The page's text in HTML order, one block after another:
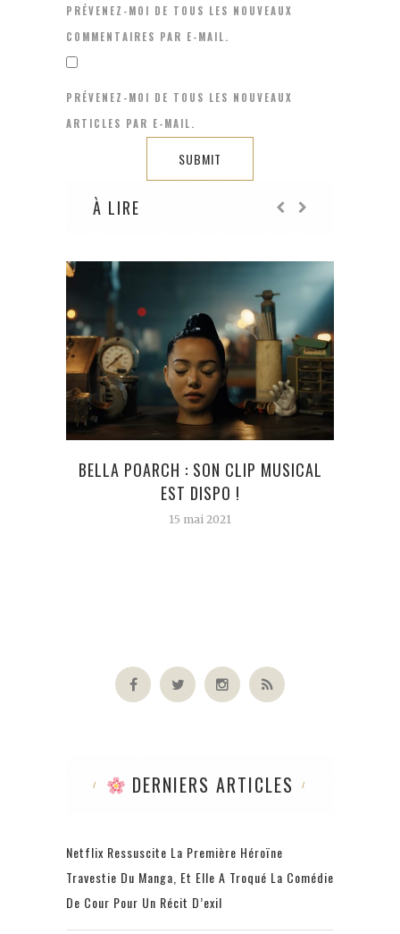
PRÉVENEZ-MOI DE TOUS LES NOUVEAUX
COMMENTAIRES PAR E-MAIL.
PRÉVENEZ-MOI DE TOUS LES NOUVEAUX
ARTICLES PAR E-MAIL.
À LIRE
BELLA POARCH : SON CLIP MUSICAL
EST DISPO !
15 mai 2021
DERNIERS ARTICLES
Netflix Ressuscite La Première Héroïne
Travestie Du Manga, Et Elle A Troqué La Comédie
De Cour Pour Un Récit D’exil